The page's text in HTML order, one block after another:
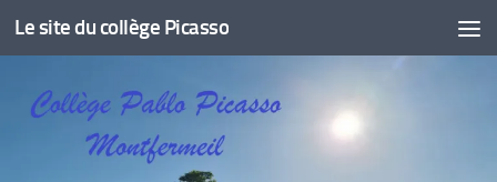
Skip to content
Le site du collège Picasso